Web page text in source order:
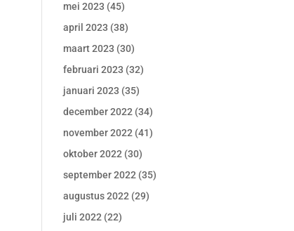
mei 2023 (45)
april 2023 (38)
maart 2023 (30)
februari 2023 (32)
januari 2023 (35)
december 2022 (34)
november 2022 (41)
oktober 2022 (30)
september 2022 (35)
augustus 2022 (29)
juli 2022 (22)